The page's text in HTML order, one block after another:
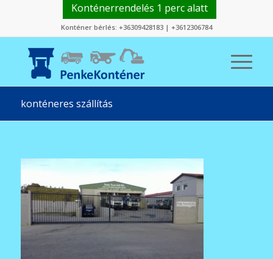
Konténerrendelés 1 perc alatt
Konténer bérlés: +36309428183| +3612306784
konténeres szállítás